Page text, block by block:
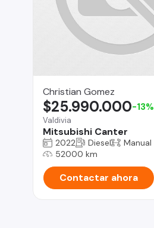
Christian Gomez
Valdivia
Mitsubishi Canter
$25.990.000-13%
2022 Diesel
Manual
52000 km
Contactar ahora